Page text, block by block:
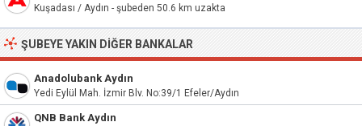
Kuşadası / Aydın - şubeden 50.6 km uzakta
ŞUBEYE YAKIN DIĞER BANKALAR
Anadolubank Aydın
Yedi Eylül Mah. İzmir Blv. No:39/1 Efeler/Aydın
QNB Bank Aydın